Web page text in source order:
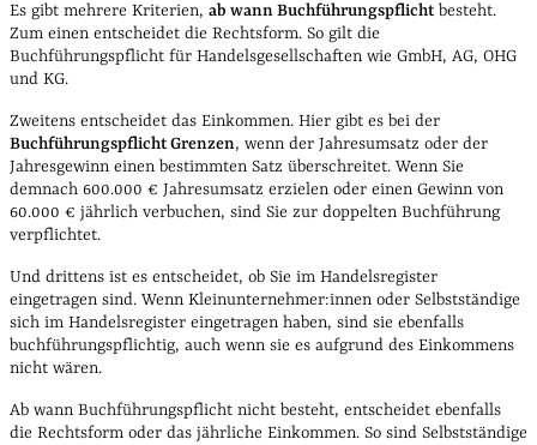
Es gibt mehrere Kriterien, ab wann Buchführungspflicht besteht.
Zum einen entscheidet die Rechtsform. So gilt die
Buchführungspflicht für Handelsgesellschaften wie GmbH, AG, OHG
und KG.
Zweitens entscheidet das Einkommen. Hier gibt es bei der
Buchführungspflicht Grenzen, wenn der Jahresumsatz oder der
Jahresgewinn einen bestimmten Satz überschreitet. Wenn Sie
demnach 600.000 € Jahresumsatz erzielen oder einen Gewinn von
60.000 € jährlich verbuchen, sind Sie zur doppelten Buchführung
verpflichtet.
Und drittens ist es entscheidet, ob Sie im Handelsregister
eingetragen sind. Wenn Kleinunternehmer:innen oder Selbstständige
sich im Handelsregister eingetragen haben, sind sie ebenfalls
buchführungspflichtig, auch wenn sie es aufgrund des Einkommens
nicht wären.
Ab wann Buchführungspflicht nicht besteht, entscheidet ebenfalls
die Rechtsform oder das jährliche Einkommen. So sind Selbstständige